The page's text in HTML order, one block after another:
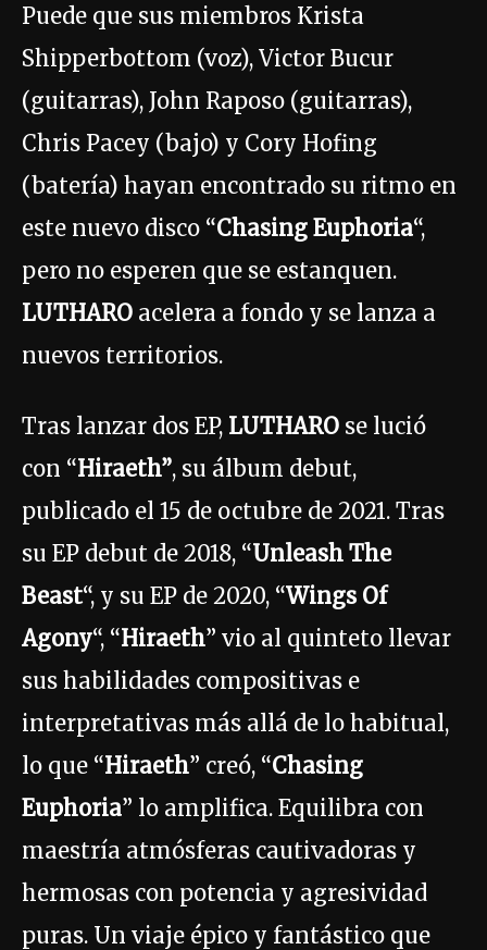
Puede que sus miembros Krista
Shipperbottom (voz), Victor Bucur
(guitarras), John Raposo (guitarras),
Chris Pacey (bajo) y Cory Hofing
(batería) hayan encontrado su ritmo en
este nuevo disco “Chasing Euphoria“,
pero no esperen que se estanquen.
LUTHARO acelera a fondo y se lanza a
nuevos territorios.
Tras lanzar dos EP, LUTHARO se lució
con “Hiraeth”, su álbum debut,
publicado el 15 de octubre de 2021. Tras
su EP debut de 2018, “Unleash The
Beast“, y su EP de 2020, “Wings Of
Agony“, “Hiraeth” vio al quinteto llevar
sus habilidades compositivas e
interpretativas más allá de lo habitual,
lo que “Hiraeth” creó, “Chasing
Euphoria” lo amplifica. Equilibra con
maestría atmósferas cautivadoras y
hermosas con potencia y agresividad
puras. Un viaje épico y fantástico que